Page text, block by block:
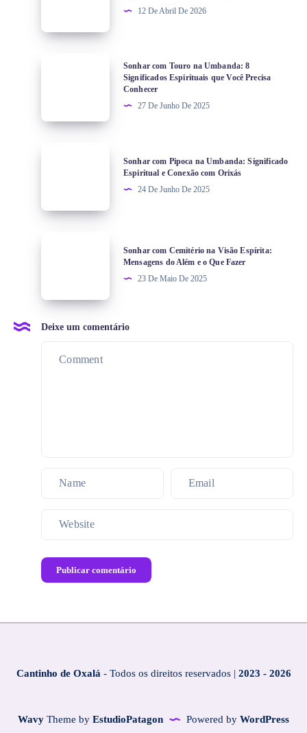
12 De Abril De 2026
Sonhar com Touro na Umbanda: 8
Significados Espirituais que Você Precisa
Conhecer
27 De Junho De 2025
Sonhar com Pipoca na Umbanda: Significado
Espiritual e Conexão com Orixás
24 De Junho De 2025
Sonhar com Cemitério na Visão Espírita:
Mensagens do Além e o Que Fazer
23 De Maio De 2025
Deixe um comentário
Publicar comentário
Cantinho de Oxalá - Todos os direitos reservados | 2023 - 2026
Wavy Theme by EstudioPatagon Powered by WordPress